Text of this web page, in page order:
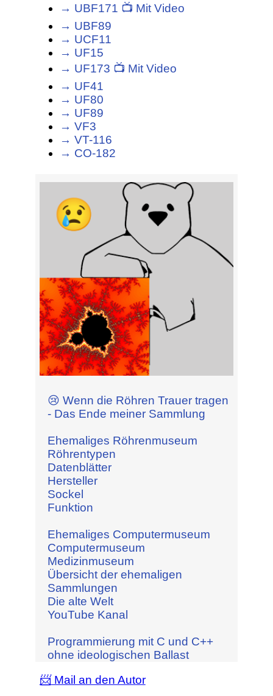
→ UBF171 📺 Mit Video
→ UBF89
→ UCF11
→ UF15
→ UF173 📺 Mit Video
→ UF41
→ UF80
→ UF89
→ VF3
→ VT-116
→ СО-182
😢 Wenn die Röhren Trauer tragen
- Das Ende meiner Sammlung
Ehemaliges Röhrenmuseum
Röhrentypen
Datenblätter
Hersteller
Sockel
Funktion
Ehemaliges Computermuseum
Computermuseum
Medizinmuseum
Übersicht der ehemaligen
Sammlungen
Die alte Welt
YouTube Kanal
Programmierung mit C und C++
ohne ideologischen Ballast
📨 Mail an den Autor